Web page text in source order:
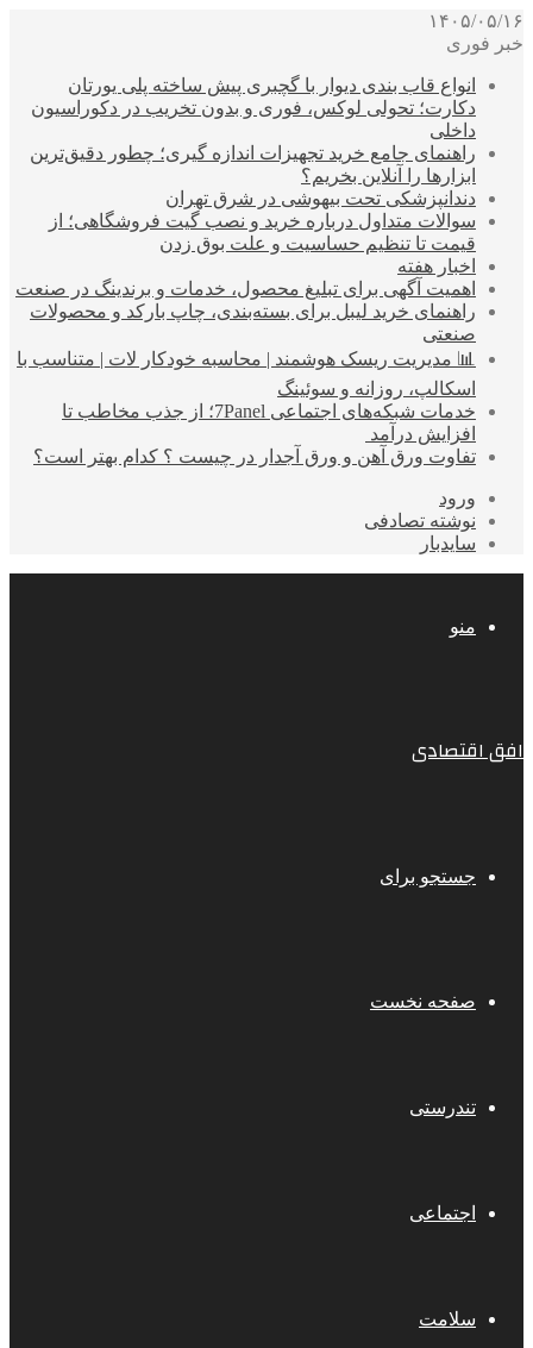
۱۴۰۵/۰۵/۱۶
خبر فوری
انواع قاب بندی دیوار با گچبری پیش ساخته پلی یورتان
دکارت؛ تحولی لوکس، فوری و بدون تخریب در دکوراسیون
داخلی
راهنمای جامع خرید تجهیزات اندازه گیری؛ چطور دقیق‌ترین
ابزارها را آنلاین بخریم؟
دندانپزشکی تحت بیهوشی در شرق تهران
سوالات متداول درباره خرید و نصب گیت فروشگاهی؛ از
قیمت تا تنظیم حساسیت و علت بوق زدن
اخبار هفته
اهمیت آگهی برای تبلیغ محصول، خدمات و برندینگ در صنعت
راهنمای خرید لیبل برای بسته‌بندی، چاپ بارکد و محصولات
صنعتی
📊 مدیریت ریسک هوشمند | محاسبه خودکار لات | متناسب با
اسکالپ، روزانه و سوئینگ
خدمات شبکه‌های اجتماعی 7Panel؛ از جذب مخاطب تا
افزایش درآمد
تفاوت ورق آهن و ورق آجدار در چیست ؟ کدام بهتر است؟
ورود
نوشته تصادفی
سایدبار
منو
افق اقتصادی
جستجو برای
صفحه نخست
تندرستی
اجتماعی
سلامت